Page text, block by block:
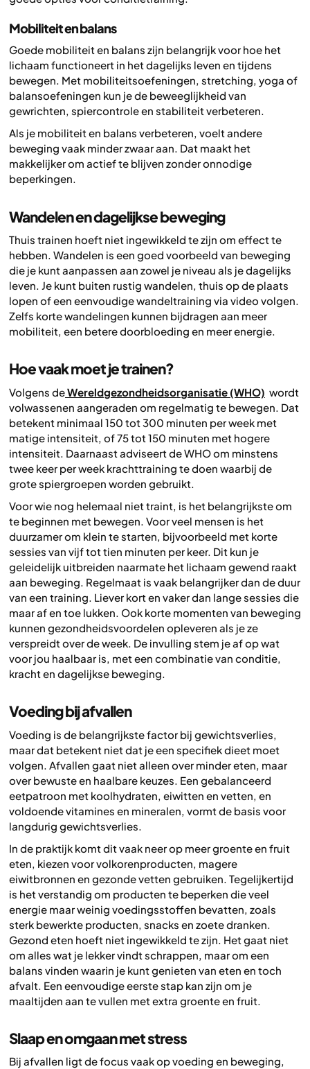
Mobiliteit en balans
Goede mobiliteit en balans zijn belangrijk voor hoe het
lichaam functioneert in het dagelijks leven en tijdens
bewegen. Met mobiliteitsoefeningen, stretching, yoga of
balansoefeningen kun je de beweeglijkheid van
gewrichten, spiercontrole en stabiliteit verbeteren.
Als je mobiliteit en balans verbeteren, voelt andere
beweging vaak minder zwaar aan. Dat maakt het
makkelijker om actief te blijven zonder onnodige
beperkingen.
Wandelen en dagelijkse beweging
Thuis trainen hoeft niet ingewikkeld te zijn om effect te
hebben. Wandelen is een goed voorbeeld van beweging
die je kunt aanpassen aan zowel je niveau als je dagelijks
leven. Je kunt buiten rustig wandelen, thuis op de plaats
lopen of een eenvoudige wandeltraining via video volgen.
Zelfs korte wandelingen kunnen bijdragen aan meer
mobiliteit, een betere doorbloeding en meer energie.
Hoe vaak moet je trainen?
Volgens deWereldgezondheidsorganisatie (WHO) wordt
volwassenen aangeraden om regelmatig te bewegen. Dat
betekent minimaal 150 tot 300 minuten per week met
matige intensiteit, of 75 tot 150 minuten met hogere
intensiteit. Daarnaast adviseert de WHO om minstens
twee keer per week krachttraining te doen waarbij de
grote spiergroepen worden gebruikt.
Voor wie nog helemaal niet traint, is het belangrijkste om
te beginnen met bewegen. Voor veel mensen is het
duurzamer om klein te starten, bijvoorbeeld met korte
sessies van vijf tot tien minuten per keer. Dit kun je
geleidelijk uitbreiden naarmate het lichaam gewend raakt
aan beweging. Regelmaat is vaak belangrijker dan de duur
van een training. Liever kort en vaker dan lange sessies die
maar af en toe lukken. Ook korte momenten van beweging
kunnen gezondheidsvoordelen opleveren als je ze
verspreidt over de week. De invulling stem je af op wat
voor jou haalbaar is, met een combinatie van conditie,
kracht en dagelijkse beweging.
Voeding bij afvallen
Voeding is de belangrijkste factor bij gewichtsverlies,
maar dat betekent niet dat je een specifiek dieet moet
volgen. Afvallen gaat niet alleen over minder eten, maar
over bewuste en haalbare keuzes. Een gebalanceerd
eetpatroon met koolhydraten, eiwitten en vetten, en
voldoende vitamines en mineralen, vormt de basis voor
langdurig gewichtsverlies.
In de praktijk komt dit vaak neer op meer groente en fruit
eten, kiezen voor volkorenproducten, magere
eiwitbronnen en gezonde vetten gebruiken. Tegelijkertijd
is het verstandig om producten te beperken die veel
energie maar weinig voedingsstoffen bevatten, zoals
sterk bewerkte producten, snacks en zoete dranken.
Gezond eten hoeft niet ingewikkeld te zijn. Het gaat niet
om alles wat je lekker vindt schrappen, maar om een
balans vinden waarin je kunt genieten van eten en toch
afvalt. Een eenvoudige eerste stap kan zijn om je
maaltijden aan te vullen met extra groente en fruit.
Slaap en omgaan met stress
Bij afvallen ligt de focus vaak op voeding en beweging,